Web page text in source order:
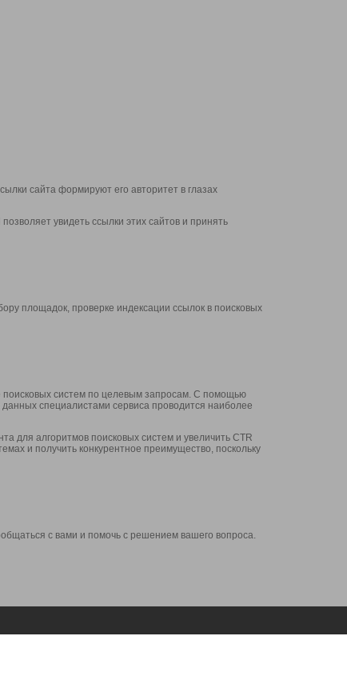
сайта формируют его авторитет в глазах
увидеть ссылки этих сайтов и принять
площадок, проверке индексации ссылок в поисковых
поисковых систем по целевым запросам. С помощью
специалистами сервиса проводится наиболее
для алгоритмов поисковых систем и увеличить CTR
и получить конкурентное преимущество, поскольку
с вами и помочь с решением вашего вопроса.